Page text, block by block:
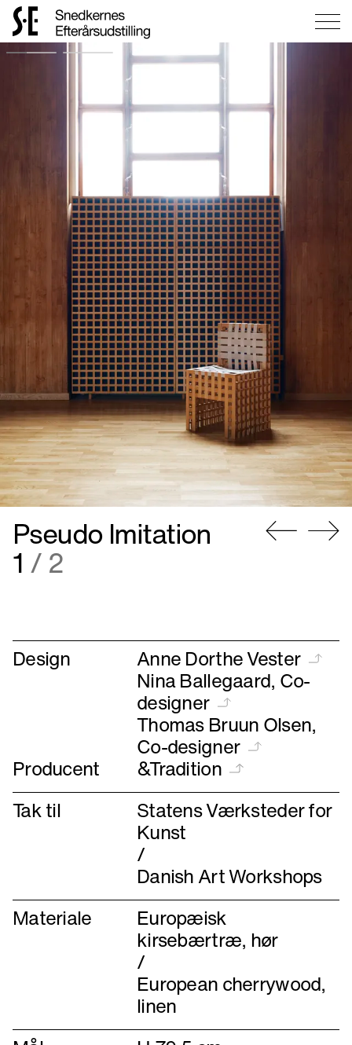
Gå
Pseudo Imitation
2/ 2
Design Anne Dorthe Vester
Nina Ballegaard, Co-
designer
Thomas Bruun Olsen,
Co-designer
Producent
&Tradition
Tak til
Statens Værksteder for
Kunst
/
Danish Art Workshops
Materiale
Europæisk
kirsebærtræ, hør
/
European cherrywood,
linen